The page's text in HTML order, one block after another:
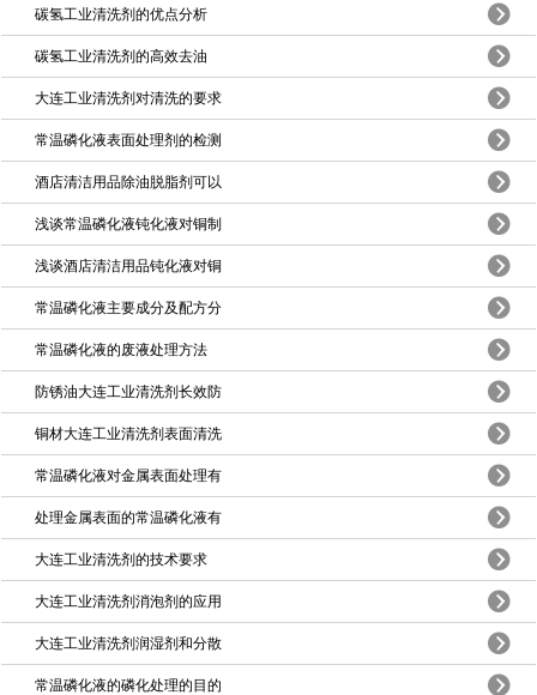
碳氢工业清洗剂的优点分析
碳氢工业清洗剂的高效去油
大连工业清洗剂对清洗的要求
常温磷化液表面处理剂的检测
酒店清洁用品除油脱脂剂可以
浅谈常温磷化液钝化液对铜制
浅谈酒店清洁用品钝化液对铜
常温磷化液主要成分及配方分
常温磷化液的废液处理方法
防锈油大连工业清洗剂长效防
铜材大连工业清洗剂表面清洗
常温磷化液对金属表面处理有
处理金属表面的常温磷化液有
大连工业清洗剂的技术要求
大连工业清洗剂消泡剂的应用
大连工业清洗剂润湿剂和分散
常温磷化液的磷化处理的目的